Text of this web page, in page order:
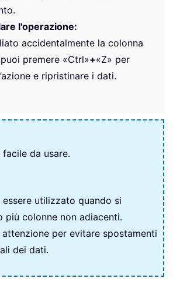
l'operazione:
accidentalmente la colonna
premere «Ctrl»+«Z» per
e ripristinare i dati.
facile da usare.
essere utilizzato quando si
più colonne non adiacenti.
attenzione per evitare spostamenti
dei dati.